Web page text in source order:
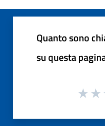
Quanto sono
su questa